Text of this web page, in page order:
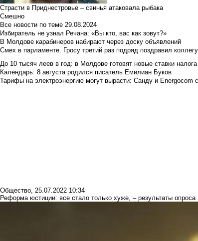
Страсти в Приднестровье – свинья атаковала рыбака
Смешно
Все новости по теме 29.08.2024
Избиратель не узнал Речана: «Вы кто, вас как зовут?»
В Молдове карабинеров набирают через доску объявлений
Смех в парламенте. Гросу третий раз подряд поздравил
До 10 тысяч леев в год: в Молдове готовят новые ставки
Календарь: 8 августа родился писатель Емилиан Буков
Тарифы на электроэнергию могут вырасти: Санду и Energocom
Общество, 25.07.2022 10:34
Реформа юстиции: все стало только хуже, – результаты опроса